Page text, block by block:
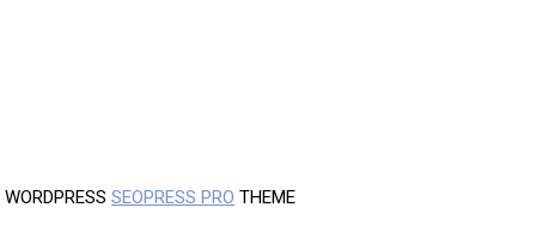
WORDPRESS SEOPRESS PRO THEME